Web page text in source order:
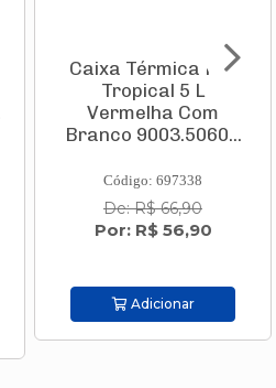
Conjunto Mesa
Firenze 1,20 X 0,80m
Com Tampo de Vidro
+ 4 Ca...
Código: 814423
De: R$ 2.219,00
Por: R$ 2.019,00
Adicionar